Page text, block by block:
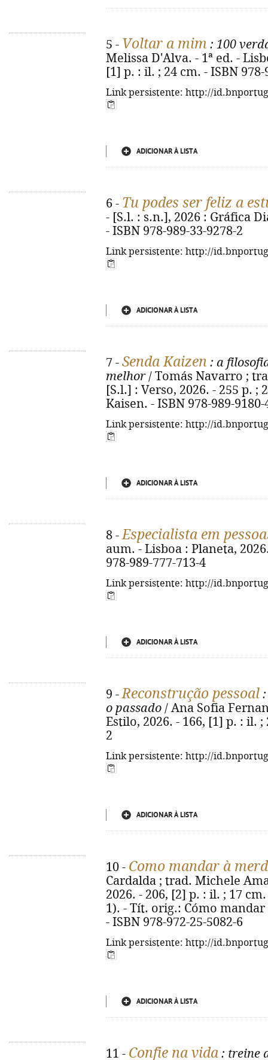
5 - Voltar a mim : 100
Melissa D'Alva. - 1ª ed. -
[1] p. : il. ; 24 cm. - ISBN 978-
Link persistente: http://
ADICIONAR À LISTA
6 - Tu podes ser feliz a
- [S.l. : s.n.], 2026 : Gráfica
- ISBN 978-989-33-9278-2
Link persistente: http://
ADICIONAR À LISTA
7 - Senda Kaizen : a
melhor/ Tomás Navarro ;
[S.l.] : Verso, 2026. - 255 p.
Kaisen. - ISBN 978-989-9180-
Link persistente: http://
ADICIONAR À LISTA
8 -Especialista em
aum. - Lisboa : Planeta,
978-989-777-713-4
Link persistente: http://
ADICIONAR À LISTA
9 -Reconstrução pessoal
o passado / Ana Sofia
Estilo, 2026. - 166, [1] p. : il. ;
2
Link persistente: http://
ADICIONAR À LISTA
10 - Como mandar à
Cardalda ; trad. Michele
2026. - 206, [2] p. : il. ; 17
1). - Tít. orig.: Cómo
- ISBN 978-972-25-5082-6
Link persistente: http://
ADICIONAR À LISTA
11 - Confie na vida : treine